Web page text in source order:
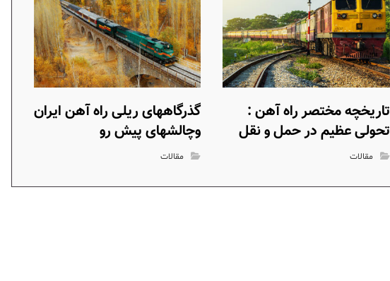
تاریخچه مختصر راه آهن :
تحولی عظیم در حمل و نقل
مقالات
گذرگاههای ریلی راه آهن ایران
وچالشهای پیش رو
مقالات